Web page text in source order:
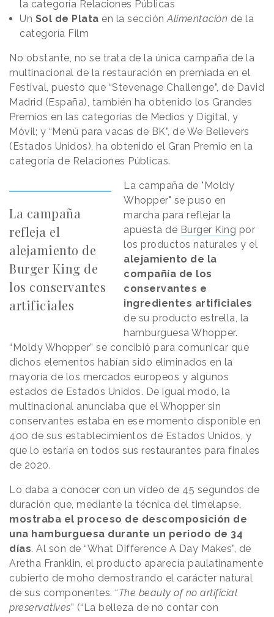
la categoría Relaciones Públicas
Un Sol de Plata en la secciónAlimentación de la
categoría Film
No obstante, no se trata de la única campaña de la
multinacional de la restauración en premiada en el
Festival, puesto que “Stevenage Challenge”, de David
Madrid (España), también ha obtenido los Grandes
Premios en las categorías de Medios y Digital, y
Móvil; y “Menú para vacas de BK”, de We Believers
(Estados Unidos), ha obtenido el Gran Premio en la
categoría de Relaciones Públicas.
La campaña
refleja el
alejamiento de
Burger King de
los conservantes
artificiales
La campaña de "Moldy
Whopper" se puso en
marcha para reflejar la
apuesta de Burger King por
los productos naturales y el
alejamiento de la
compañía de los
conservantes e
ingredientes artificiales
de su producto estrella, la
hamburguesa Whopper.
“Moldy Whopper” se concibió para comunicar que
dichos elementos habían sido eliminados en la
mayoría de los mercados europeos y algunos
estados de Estados Unidos. De igual modo, la
multinacional anunciaba que el Whopper sin
conservantes estaba en ese momento disponible en
400 de sus establecimientos de Estados Unidos, y
que lo estaría en todos sus restaurantes para finales
de 2020.
Lo daba a conocer con un vídeo de 45 segundos de
duración que, mediante la técnica del timelapse,
mostraba el proceso de descomposición de
una hamburguesa durante un periodo de 34
días. Al son de “What Difference A Day Makes”, de
Aretha Franklin, el producto aparecía paulatinamente
cubierto de moho demostrando el carácter natural
de sus componentes. “The beauty of no artificial
preservatives” (“La belleza de no contar con